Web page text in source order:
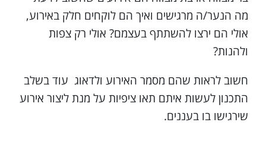
מה הנער/ה מרגישים ואיך הם לוקחים חלק באירוע,
אולי הם ירצו להשתתף בעצמם? אולי רק צפות
ולהנות?
חשוב לראות שהם מסמר האירוע ולדאוג עוד בשלב
התכנון לעשות איתם תאו ציפיות על מנת ליצור אירוע
שירגישו בו בעננים.